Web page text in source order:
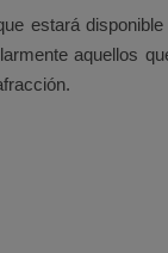
estará
aquellos